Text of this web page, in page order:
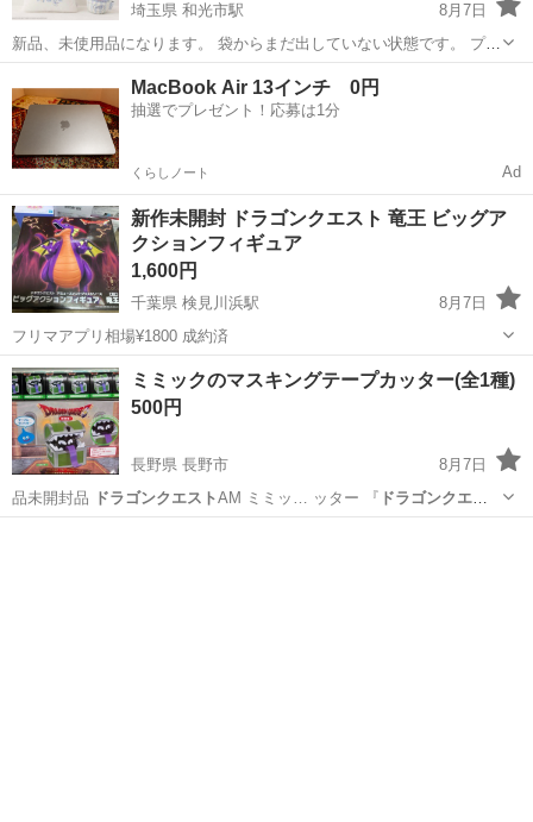
埼玉県 和光市駅
8月7日
新品、未使用品になります。 袋からまだ出していない状態です。 プレ
ゼントに購入しましたが、物が被ってしまった為出品致します。 トー
トとキーホルダーのセットです。
バッグ ドラゴンクエスト
MacBook Air 13インチ 0円
抽選でプレゼント！応募は1分
くらしノート Ad
新作未開封 ドラゴンクエスト 竜王 ビッグア
クションフィギュア
1,600円
千葉県 検見川浜駅
8月7日
フリマアプリ相場¥1800 成約済
千葉 千葉市 検見川浜駅 フィギュア ドラゴンクエスト
ミミックのマスキングテープカッター(全1種)
500円
長野県 長野市
8月7日
品未開封品 ドラゴンクエスト AM ミミッ… ッター 『 ドラゴンクエス
ト』シリーズに…